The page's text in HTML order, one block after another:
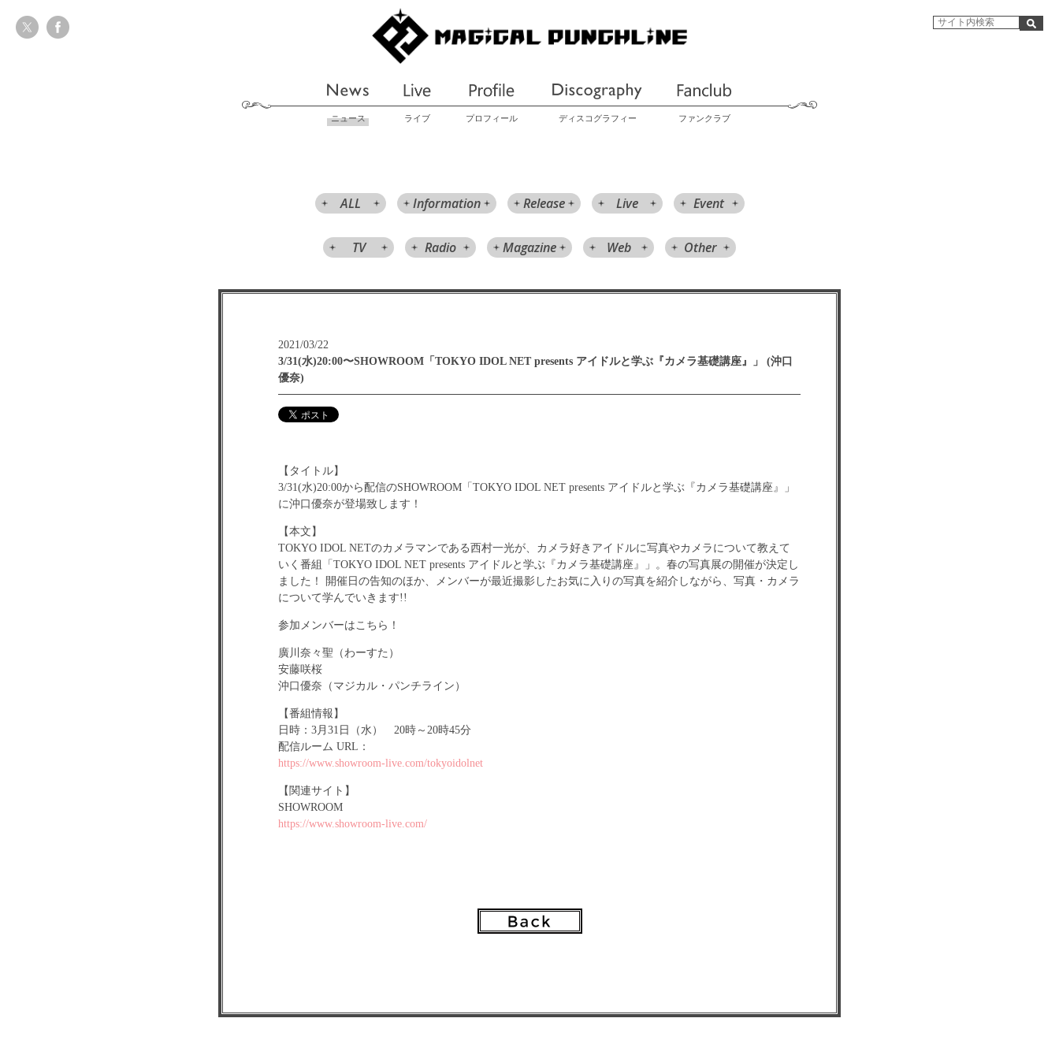
ニュース ライブ プロフィール ディスコグラフィー ファンクラブ
ALL Information Release Live Event
TV Radio Magazine Web Other
2021/03/22
3/31(水)20:00〜SHOWROOM「TOKYO IDOL NET presents アイドルと学ぶ『カメラ基礎講座』」 (沖口
優奈)
【タイトル】
3/31(水)20:00から配信のSHOWROOM「TOKYO IDOL NET presents アイドルと学ぶ『カメラ基礎講座』」
に沖口優奈が登場致します！
【本文】
TOKYO IDOL NETのカメラマンである西村一光が、カメラ好きアイドルに写真やカメラについて教えて
いく番組「TOKYO IDOL NET presents アイドルと学ぶ『カメラ基礎講座』」。春の写真展の開催が決定し
ました！ 開催日の告知のほか、メンバーが最近撮影したお気に入りの写真を紹介しながら、写真・カメラ
について学んでいきます!!
参加メンバーはこちら！
廣川奈々聖（わーすた）
安藤咲桜
沖口優奈（マジカル・パンチライン）
【番組情報】
日時：3月31日（水） 20時～20時45分
配信ルーム URL：
https://www.showroom-live.com/tokyoidolnet
【関連サイト】
SHOWROOM
https://www.showroom-live.com/